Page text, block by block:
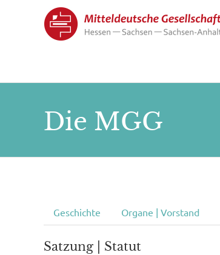
Die MGG
Geschichte Organe | Vorstand
Satzung | Statut